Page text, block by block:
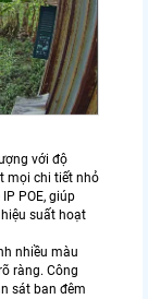
với độ
mọi chi tiết nhỏ
POE, giúp
suất hoạt
nhiều màu
ràng. Công
sát ban đêm